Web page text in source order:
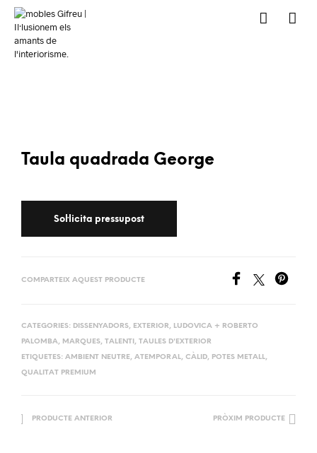
Taula quadrada George
COMPARTEIX AQUEST PRODUCTE
CATEGORIES: DISSENYADORS, EXTERIOR, LUDOVICA + ROBERTO
PALOMBA, MARQUES, TALENTI , TAULES D'EXTERIOR
ETIQUETES: AMBIENT NEUTRE, ATEMPORAL, CÀLID, POTES METALL,
QUALITAT PREMIUM
PRODUCTE ANTERIOR PRÒXIM PRODUCTE